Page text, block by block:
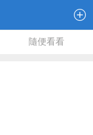
隨便看看